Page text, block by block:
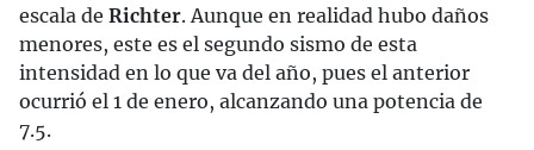
escala de Richter. Aunque en realidad hubo daños
menores, este es el segundo sismo de esta
intensidad en lo que va del año, pues el anterior
ocurrió el 1 de enero, alcanzando una potencia de
7.5.